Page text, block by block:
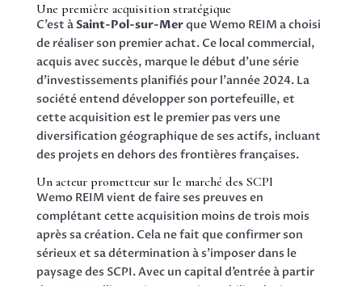
Une première acquisition stratégique
C’est àSaint-Pol-sur-Merque Wemo REIM a choisi
de réaliser son premier achat. Ce local commercial,
acquis avec succès, marque le début d’une série
d’investissements planifiés pour l’année 2024. La
société entend développer son portefeuille, et
cette acquisition est le premier pas vers une
diversification géographique de ses actifs, incluant
des projets en dehors des frontières françaises.
Un acteur prometteur sur le marché des SCPI
Wemo REIM vient de faire ses preuves en
complétant cette acquisition moins de trois mois
après sa création. Cela ne fait que confirmer son
sérieux et sa détermination à s’imposer dans le
paysage des SCPI. Avec un capital d’entrée à partir